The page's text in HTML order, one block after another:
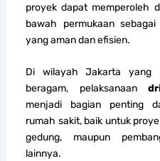
proyek dapat memperoleh
bawah permukaan
yang aman dan efisien.
Di wilayah Jakarta yang
beragam, pelaksanaan
menjadi bagian penting
rumah sakit, baik untuk
gedung, maupun
lainnya.